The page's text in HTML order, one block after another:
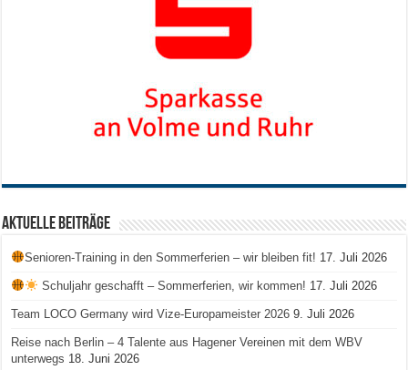
Aktuelle Beiträge
Senioren-Training in den Sommerferien – wir bleiben fit! 17. Juli 2026
Schuljahr geschafft – Sommerferien, wir kommen! 17. Juli 2026
Team LOCO Germany wird Vize-Europameister 2026 9. Juli 2026
Reise nach Berlin – 4 Talente aus Hagener Vereinen mit dem WBV
unterwegs 18. Juni 2026